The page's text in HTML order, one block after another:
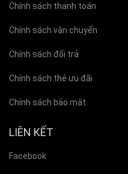
Chính sách thanh toán
Chính sách vận chuyển
Chính sách đổi trả
Chính sách thẻ ưu đãi
Chính sách bảo mật
LIÊN KẾT
Facebook